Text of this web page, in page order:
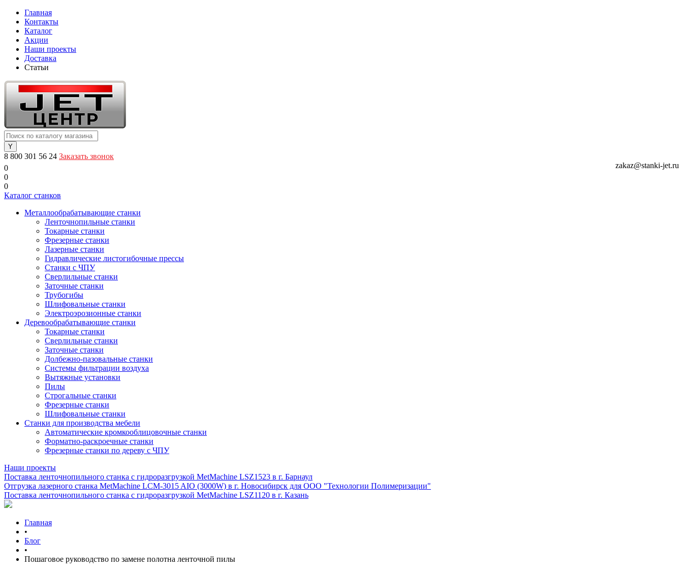
Главная
Контакты
Каталог
Акции
Наши проекты
Доставка
Статьи
8 800 301 56 24 Заказать звонок
zakaz@stanki-jet.ru
0
0
0
Каталог станков
Металлообрабатывающие станки
Ленточнопильные станки
Токарные станки
Фрезерные станки
Лазерные станки
Гидравлические листогибочные прессы
Станки с ЧПУ
Сверлильные станки
Заточные станки
Трубогибы
Шлифовальные станки
Электроэрозионные станки
Деревообрабатывающие станки
Токарные станки
Сверлильные станки
Заточные станки
Долбежно-пазовальные станки
Системы фильтрации воздуха
Вытяжные установки
Пилы
Строгальные станки
Фрезерные станки
Шлифовальные станки
Станки для производства мебели
Автоматические кромкооблицовочные станки
Форматно-раскроечные станки
Фрезерные станки по дереву с ЧПУ
Наши проекты
Поставка ленточнопильного станка c гидроразгрузкой MetMachine LSZ1523 в г. Барнаул
Отгрузка лазерного станка MetMachine LCM-3015 AIO (3000W) в г. Новосибирск для ООО "Технологии Полимеризации"
Поставка ленточнопильного станка c гидроразгрузкой MetMachine LSZ1120 в г. Казань
Главная
•
Блог
•
Пошаговое руководство по замене полотна ленточной пилы